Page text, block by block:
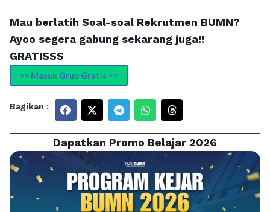
Mau berlatih Soal-soal Rekrutmen BUMN?
Ayoo segera gabung sekarang juga!!
GRATISSS
>> Masuk Grup Gratis <<
Bagikan :
Dapatkan Promo Belajar 2026